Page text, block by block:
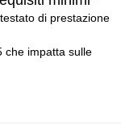
di prestazione
che impatta sulle